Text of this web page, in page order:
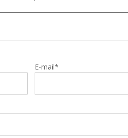
E-mail*